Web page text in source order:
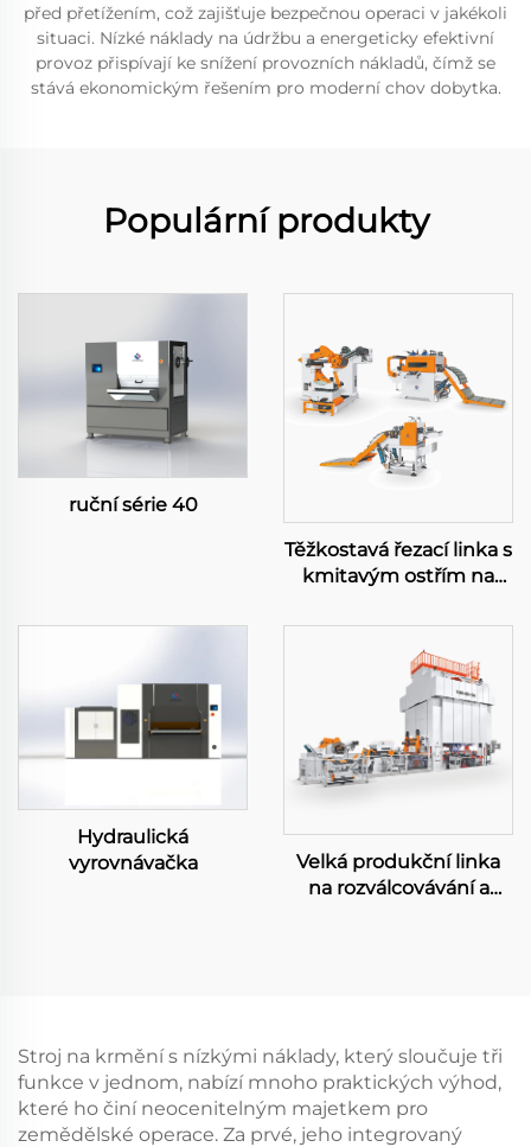
před přetížením, což zajišťuje bezpečnou operaci v jakékoli
situaci. Nízké náklady na údržbu a energeticky efektivní
provoz přispívají ke snížení provozních nákladů, čímž se
stává ekonomickým řešením pro moderní chov dobytka.
Populární produkty
ruční série 40
Těžkostavá řezací linka s
kmitavým ostřím na
Hydraulická
vyrovnávačka
Velká produkční linka
na rozválcovávání a
Stroj na krmění s nízkými náklady, který sloučuje tři
funkce v jednom, nabízí mnoho praktických výhod,
které ho činí neocenitelným majetkem pro
zemědělské operace. Za prvé, jeho integrovaný